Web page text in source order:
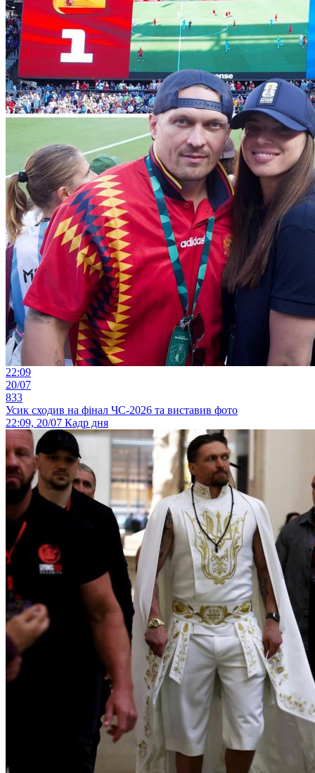
22:09
20/07
833
Усик сходив на фінал ЧС-2026 та виставив фото
22:09, 20/07 Кадр дня